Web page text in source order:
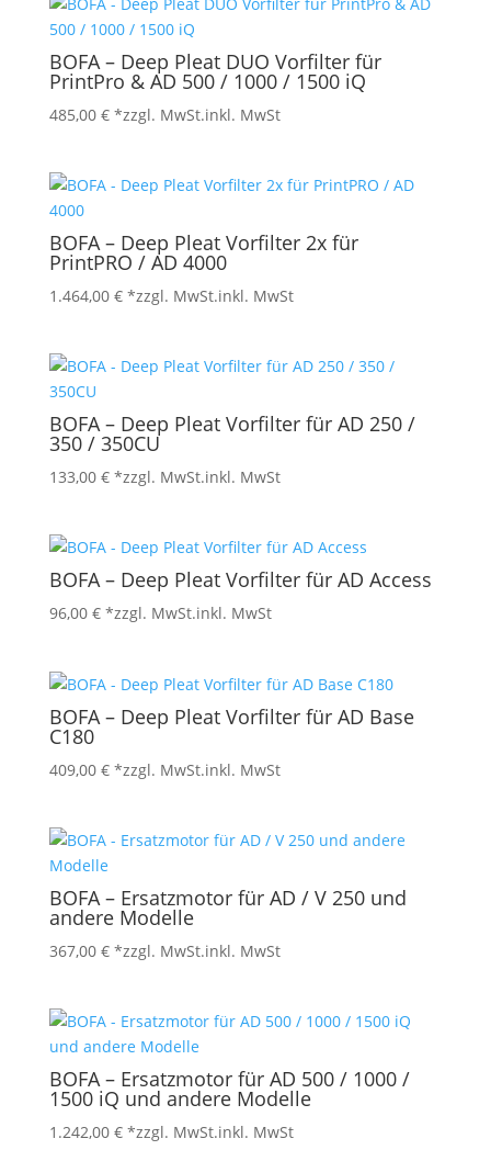
BOFA – Deep Pleat DUO Vorfilter für
PrintPro & AD 500 / 1000 / 1500 iQ
485,00 € *zzgl. MwSt.inkl. MwSt
BOFA – Deep Pleat Vorfilter 2x für
PrintPRO / AD 4000
1.464,00 € *zzgl. MwSt.inkl. MwSt
BOFA – Deep Pleat Vorfilter für AD 250 /
350 / 350CU
133,00 € *zzgl. MwSt.inkl. MwSt
BOFA – Deep Pleat Vorfilter für AD Access
96,00 € *zzgl. MwSt.inkl. MwSt
BOFA – Deep Pleat Vorfilter für AD Base
C180
409,00 € *zzgl. MwSt.inkl. MwSt
BOFA – Ersatzmotor für AD / V 250 und
andere Modelle
367,00 € *zzgl. MwSt.inkl. MwSt
BOFA – Ersatzmotor für AD 500 / 1000 /
1500 iQ und andere Modelle
1.242,00 € *zzgl. MwSt.inkl. MwSt